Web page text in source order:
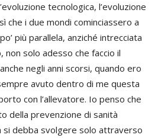
tecnologica, l’evoluzione
che i due mondi cominciassero a
più parallela, anziché intrecciata
non solo adesso che faccio il
negli anni scorsi, quando ero
avuto dentro di me questa
con l’allevatore. Io penso che
della prevenzione di sanità
si debba svolgere solo attraverso